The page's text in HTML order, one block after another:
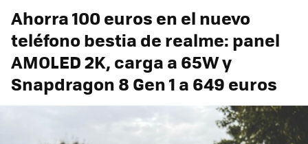
Ahorra 100 euros en el nuevo
teléfono bestia de realme: panel
AMOLED 2K, carga a 65W y
Snapdragon 8 Gen 1 a 649 euros